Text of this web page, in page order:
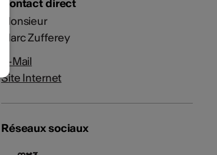
Contact direct
Monsieur
Marc Zufferey
E-Mail
Site Internet
Réseaux sociaux